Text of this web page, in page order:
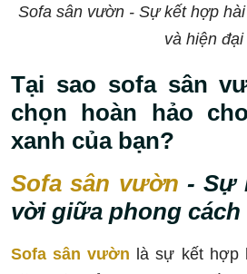
Sofa sân vườn - Sự kết hợp
và hiện đại
Tại sao sofa sân
chọn hoàn hảo
xanh của bạn?
Sofa sân vườn - Sự
vời giữa phong cách
Sofa sân vườn là sự kết hợp